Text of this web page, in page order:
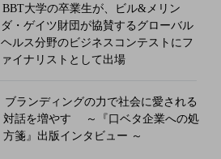
BBT大学の卒業生が、ビル&メリン
ダ・ゲイツ財団が協賛するグローバル
ヘルス分野のビジネスコンテストにフ
ァイナリストとして出場
ブランディングの力で社会に愛される
対話を増やす ～『口ベタ企業への処
方箋』出版インタビュー ～